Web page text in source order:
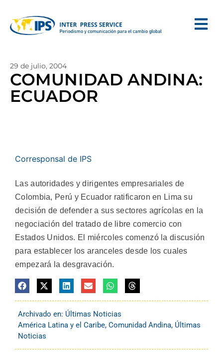
29 de julio, 2004
COMUNIDAD ANDINA:
ECUADOR
Corresponsal de IPS
Las autoridades y dirigentes empresariales de
Colombia, Perú y Ecuador ratificaron en Lima su
decisión de defender a sus sectores agrícolas en la
negociación del tratado de libre comercio con
Estados Unidos. El miércoles comenzó la discusión
para establecer los aranceles desde los cuales
empezará la desgravación.
Archivado en: Últimas Noticias
América Latina y el Caribe, Comunidad Andina, Últimas
Noticias